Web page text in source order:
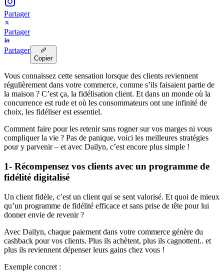
Partager
Partager
Partager
Copier
Vous connaissez cette sensation lorsque des clients reviennent
régulièrement dans votre commerce, comme s’ils faisaient partie de
la maison ? C’est ça, la fidélisation client. Et dans un monde où la
concurrence est rude et où les consommateurs ont une infinité de
choix, les fidéliser est essentiel.
Comment faire pour les retenir sans rogner sur vos marges ni vous
compliquer la vie ? Pas de panique, voici les meilleures stratégies
pour y parvenir – et avec Dailyn, c’est encore plus simple !
1- Récompensez vos clients avec un programme de
fidélité digitalisé
Un client fidèle, c’est un client qui se sent valorisé. Et quoi de mieux
qu’un programme de fidélité efficace et sans prise de tête pour lui
donner envie de revenir ?
Avec Dailyn, chaque paiement dans votre commerce génère du
cashback pour vos clients. Plus ils achètent, plus ils cagnottent.. et
plus ils reviennent dépenser leurs gains chez vous !
Exemple concret :